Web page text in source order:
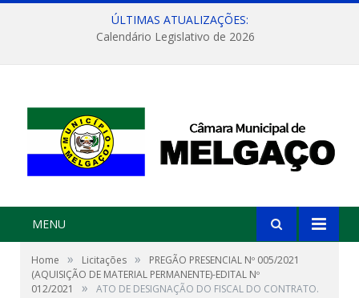
ÚLTIMAS ATUALIZAÇÕES:
Calendário Legislativo de 2026
MENU
Home » Licitações »
PREGÃO PRESENCIAL Nº 005/2021
(AQUISIÇÃO DE MATERIAL PERMANENTE)-EDITAL Nº
012/2021
» ATO DE DESIGNAÇÃO DO FISCAL DO CONTRATO.